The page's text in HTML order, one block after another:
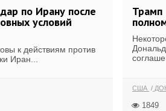
по Ирану после
условий
к действиям против
Иран...
Трамп
США
1849